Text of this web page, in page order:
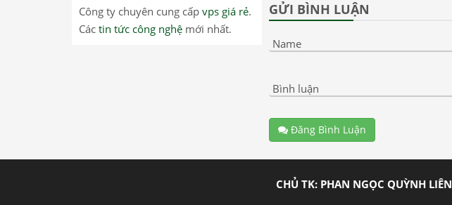
GỬI BÌNH LUẬN
Name
Bình luận
Đăng Bình Luận
Công ty chuyên cung cấp vps giá rẻ.
Các tin tức công nghệ mới nhất.
CHỦ TK: PHAN NGỌC QUỲNH LIÊN